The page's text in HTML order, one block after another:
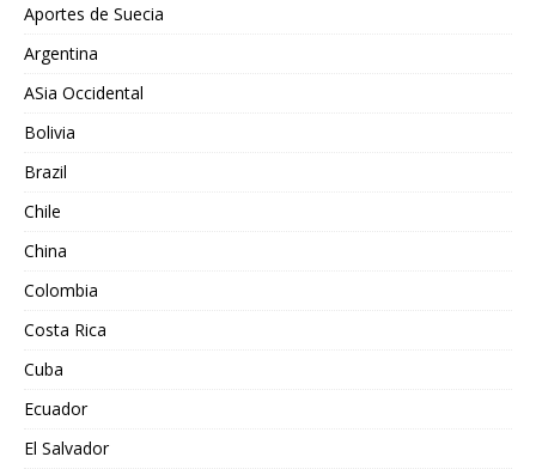
Aportes de Suecia
Argentina
ASia Occidental
Bolivia
Brazil
Chile
China
Colombia
Costa Rica
Cuba
Ecuador
El Salvador